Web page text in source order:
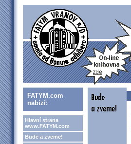
FATYM.com
nabízí:
Hlavní strana
www.FATYM.com
Bude a zveme!